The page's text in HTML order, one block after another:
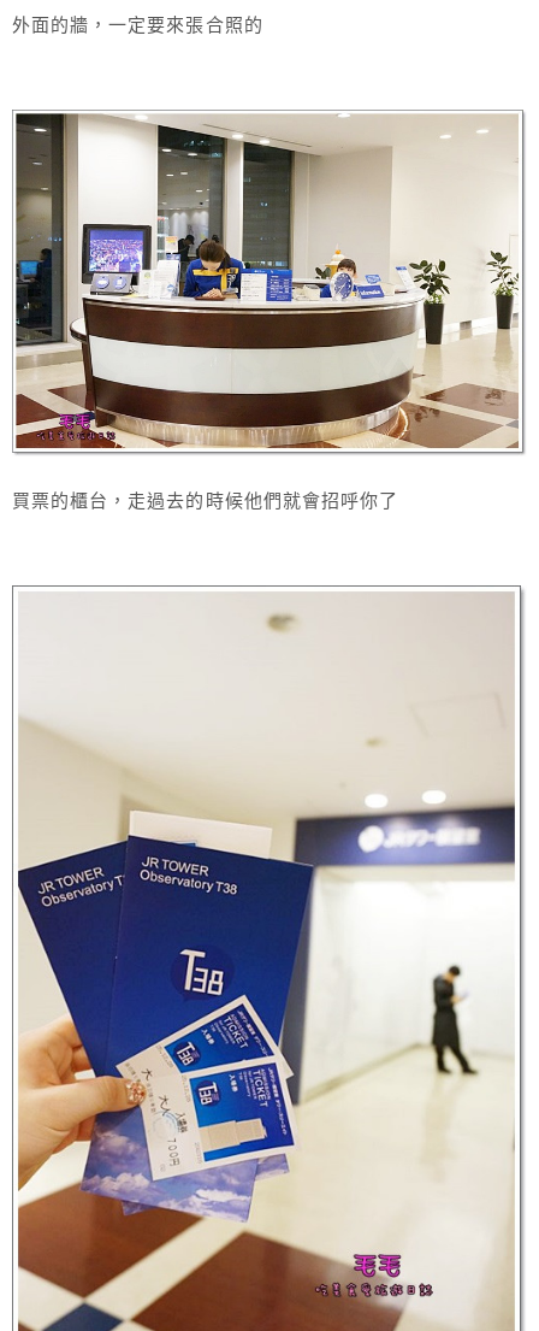
外面的牆，一定要來張合照的
買票的櫃台，走過去的時候他們就會招呼你了